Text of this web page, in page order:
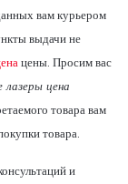
вам курьером
выдачи не
цены. Просим вас
цена
товара вам
товара.
и